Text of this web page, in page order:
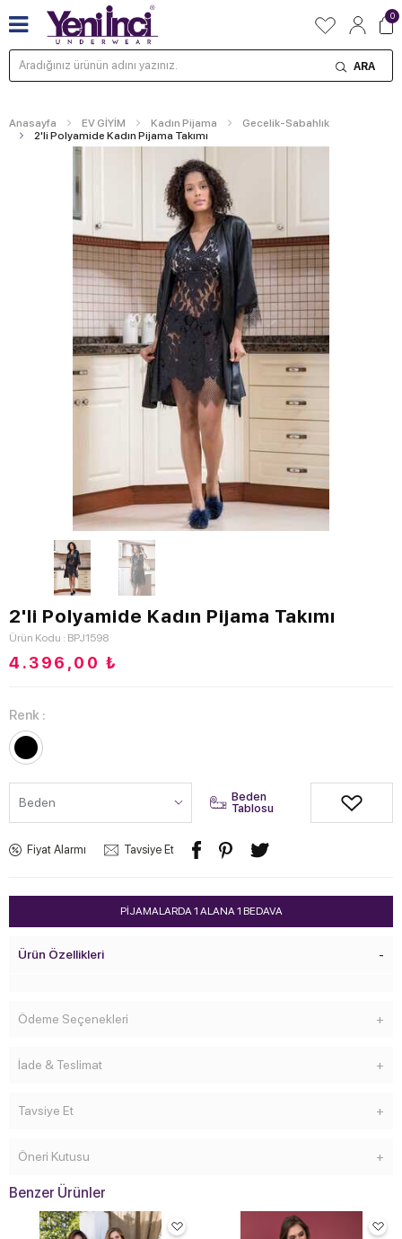
0
ARA
Anasayfa EV GİYİM Kadın Pijama
Gecelik-Sabahlık
2'li Polyamide Kadın Pijama Takımı
2'li Polyamide Kadın Pijama Takımı
Ürün Kodu : BPJ1598
4.396,00 ₺
Renk :
Beden
Tablosu
Fiyat Alarmı Tavsiye Et
PİJAMALARDA 1 ALANA 1 BEDAVA
Ürün Özellikleri
Ödeme Seçenekleri
İade & Teslimat
Tavsiye Et
Öneri Kutusu
Benzer Ürünler